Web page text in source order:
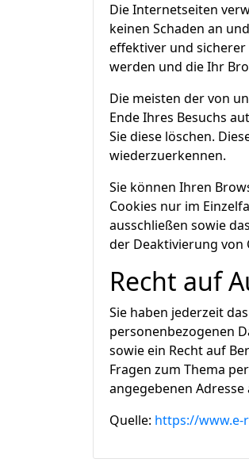
Die Internetseiten
keinen Schaden an
effektiver und sicherer
werden und die Ihr
Die meisten der von
Ende Ihres Besuchs
Sie diese löschen.
wiederzuerkennen.
Sie können Ihren
Cookies nur im
ausschließen sowie
der Deaktivierung von
Recht auf
Sie haben jederzeit
personenbezogenen
sowie ein Recht auf
Fragen zum Thema
angegebenen Adresse
Quelle: https://www.e-